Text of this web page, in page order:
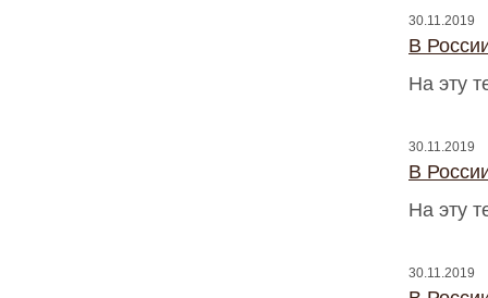
30.11.2019
В
На эту
30.11.2019
В
На эту
30.11.2019